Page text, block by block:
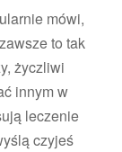
mówi,
to tak
życzliwi
innym w
leczenie
czyjeś